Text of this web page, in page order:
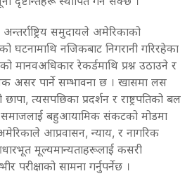
समुदायले अमेरिकाको
घटनामाथि नजिकबाट निगरानी गरिरहेका
रेकर्डमाथि प्रश्न उठाउने र
असर पार्ने सम्भावना छ । खासमा लस
त्यसपछिका प्रदर्शन र राष्ट्रपतिको बल
समाजलाई बहुआयामिक संकटको मोडमा
आप्रवासन, न्याय, र नागरिक
मूल्यमान्यताहरूलाई कसरी
परीक्षाको सामना गर्नुपर्नेछ ।